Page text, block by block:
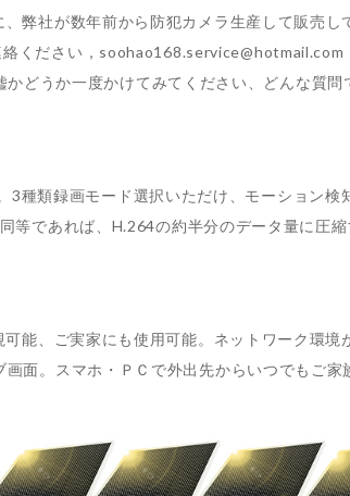
弊社が数年前から防犯カメラ生産して販売し
ください，soohao168.service@hotmail.com
どうか一度かけてみてください、どんな質問
種類録画モード選択いただけ、モーション検
であれば、H.264の約半分のデータ量に圧
能、ご実家にも使用可能。ネットワーク環境
。スマホ・ＰＣで外出先からいつでもご家